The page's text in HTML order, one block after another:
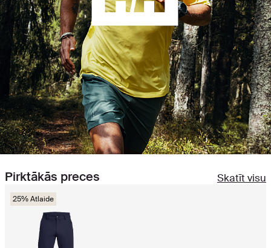
Pirktākās preces Skatīt visu
25% Atlaide